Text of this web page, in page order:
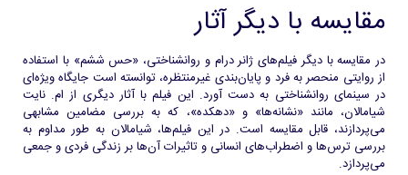
مقایسه با دیگر آثار
در مقایسه با دیگر فیلم‌های ژانر درام و روانشناختی، «حس ششم» با استفاده
از روایتی منحصر به فرد و پایان‌بندی غیرمنتظره، توانسته است جایگاه ویژه‌ای
در سینمای روانشناختی به دست آورد. این فیلم با آثار دیگری از ام. نایت
شیامالان، مانند «نشانه‌ها» و «دهکده»، که به بررسی مضامین مشابهی
می‌پردازند، قابل مقایسه است. در این فیلم‌ها، شیامالان به طور مداوم به
بررسی ترس‌ها و اضطراب‌های انسانی و تاثیرات آن‌ها بر زندگی فردی و جمعی
می‌پردازد.